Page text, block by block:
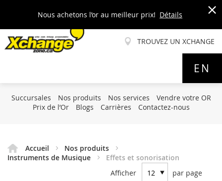
Nous achetons l’or au meilleur prix! Détails
x
TROUVEZ UN XCHANGE
EN
Succursales Nos produits Nos services
Vendre votre OR
Prix de l’Or
Blogs Carrières Contactez-nous
Accueil
Nos produits
Instruments de Musique
Effets et sonorisation
Afficher par page